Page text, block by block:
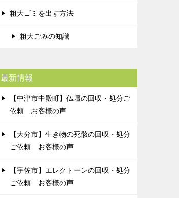
粗大ゴミを出す方法
粗大ごみの知識
最新情報
【中津市中殿町】仏壇の回収・処分ご
依頼 お客様の声
【大分市】生き物の死骸の回収・処分
ご依頼 お客様の声
【宇佐市】エレクトーンの回収・処分
ご依頼 お客様の声